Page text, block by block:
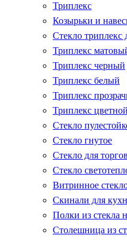
Триплекс
Козырьки и
Стекло триплекс
Триплекс
Триплекс черный
Триплекс белый
Триплекс
Триплекс цветной
Стекло
Стекло гнутое
Стекло для
Стекло
Витринное
Скинали для
Полки из стекла
Столешница из